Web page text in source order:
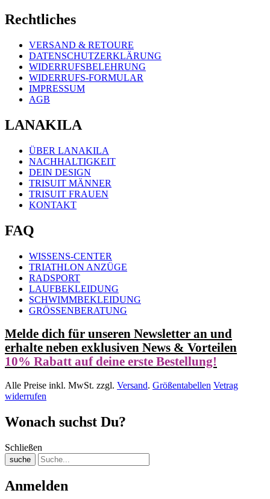
Rechtliches
VERSAND & RETOURE
DATENSCHUTZERKLÄRUNG
WIDERRUFSBELEHRUNG
WIDERRUFS-FORMULAR
IMPRESSUM
AGB
LANAKILA
ÜBER LANAKILA
NACHHALTIGKEIT
DEIN DESIGN
TRISUIT MÄNNER
TRISUIT FRAUEN
KONTAKT
FAQ
WISSENS-CENTER
TRIATHLON ANZÜGE
RADSPORT
LAUFBEKLEIDUNG
SCHWIMMBEKLEIDUNG
GRÖSSENBERATUNG
Melde dich für unseren Newsletter an und
erhalte neben exklusiven News & Vorteilen
10% Rabatt auf deine erste Bestellung!
Alle Preise inkl. MwSt. zzgl. Versand. Größentabellen Vetrag
widerrufen
Wonach suchst Du?
Schließen
suche
Anmelden